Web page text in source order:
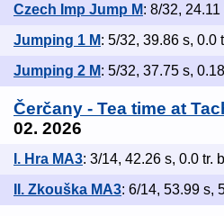
Czech Imp Jump M: 8/32,
Jumping 1 M: 5/32, 39.86 s, 0.0
Jumping 2 M: 5/32, 37.75 s,
Čerčany - Tea time at
02. 2026
I. Hra MA3: 3/14, 42.26 s, 0.0 tr.
II. Zkouška MA3: 6/14, 53.99 s,